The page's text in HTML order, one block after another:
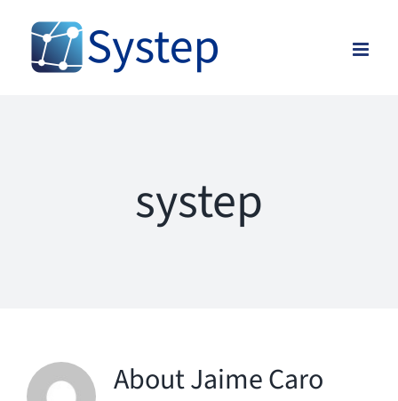
content
systep
AboutJaime Caro